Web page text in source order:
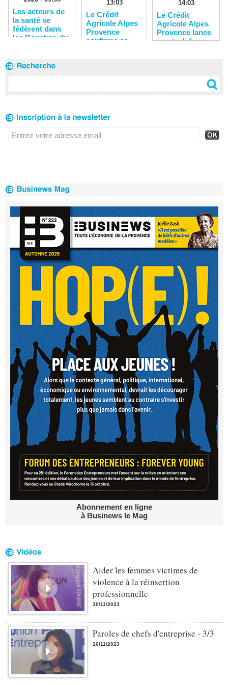
Les acteurs de
la santé se
fédèrent dans
les Bouches-du-
13:03
Le Crédit
Agricole Alpes
Provence
confirme sa
14:03
Le Crédit
Agricole Alpes
Provence lance
une task force
Abonnement en ligne
à Businews le Mag
Aider les femmes victimes de
violence à la réinsertion
professionnelle
30/11/2023
Paroles de chefs d'entreprise - 3/3
16/11/2023